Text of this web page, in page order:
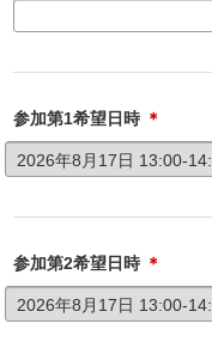
参加第1希望日時 ＊
参加第2希望日時 ＊